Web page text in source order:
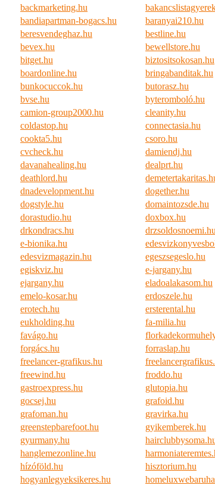
backmarketing.hu
bandiapartman-bogacs.hu
baranyai210.hu
beresvendeghaz.hu
bestline.hu
bevex.hu
bewellstore.hu
bitget.hu
biztositsokosan.hu
boardonline.hu
bringabanditak.hu
bunkocuccok.hu
butorasz.hu
bvse.hu
byteromboló.hu
camion-group2000.hu
cleanity.hu
coldastop.hu
connectasia.hu
cookta5.hu
csoro.hu
cvcheck.hu
damiendj.hu
davanahealing.hu
dealprt.hu
deathlord.hu
dnadevelopment.hu
dogether.hu
dogstyle.hu
domaintozsde.hu
dorastudio.hu
doxbox.hu
drkondracs.hu
drzsoldosnoemi.hu
e-bionika.hu
edesvizmagazin.hu
egeszsegeslo.hu
egiskviz.hu
e-jargany.hu
ejargany.hu
eladoalakasom.hu
emelo-kosar.hu
erdoszele.hu
erotech.hu
ersterental.hu
eukholding.hu
fa-milia.hu
favágo.hu
forgács.hu
forraslap.hu
freelancer-grafikus.hu
freewind.hu
froddo.hu
gastroexpress.hu
glutopia.hu
gocsej.hu
grafoid.hu
grafoman.hu
gravirka.hu
greenstepbarefoot.hu
gyikemberek.hu
gyurmany.hu
hanglemezonline.hu
hízóföld.hu
hisztorium.hu
hogyanlegyeksikeres.hu